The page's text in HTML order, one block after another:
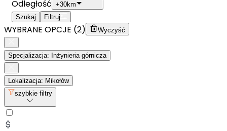
Odległość +30km
Szukaj
Filtruj
WYBRANE OPCJE (2) Wyczyść
Specjalizacja: Inżynieria górnicza
Lokalizacja: Mikołów
szybkie filtry